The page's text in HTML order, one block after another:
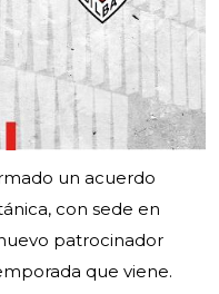
un acuerdo
con sede en
patrocinador
que viene.